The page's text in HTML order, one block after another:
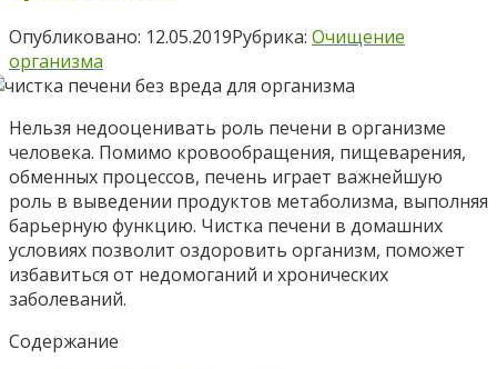
Опубликовано: 12.05.2019Рубрика: Очищение
организма
Нельзя недооценивать роль печени в организме
человека. Помимо кровообращения, пищеварения,
обменных процессов, печень играет важнейшую
роль в выведении продуктов метаболизма, выполняя
барьерную функцию. Чистка печени в домашних
условиях позволит оздоровить организм, поможет
избавиться от недомоганий и хронических
заболеваний.
Содержание